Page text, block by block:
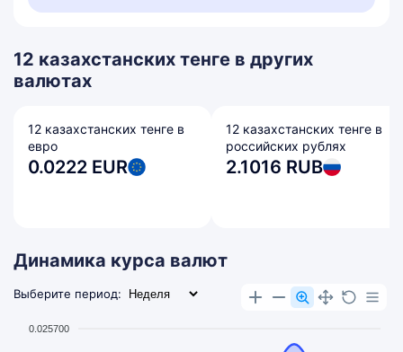
12 казахстанских тенге в других
валютах
12 казахстанских тенге в
евро
0.0222 EUR
12 казахстанских тенге в
российских рублях
2.1016 RUB
Динамика курса валют
Выберите период:
0.025700